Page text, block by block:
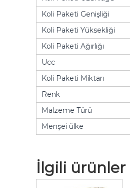
Koli Paketi Genişliği
Koli Paketi Yüksekliği
Koli Paketi Ağırlığı
Ucc
Koli Paketi Miktarı
Renk
Malzeme Türü
Menşei ülke
İlgili ürünler